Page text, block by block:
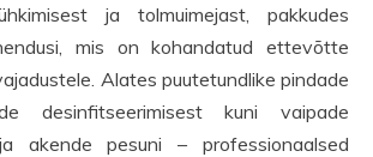
ja tolmuimejast, pakkudes
mis on kohandatud ettevõtte
Alates puutetundlike pindade
desinfitseerimisest kuni vaipade
akende pesuni – professionaalsed